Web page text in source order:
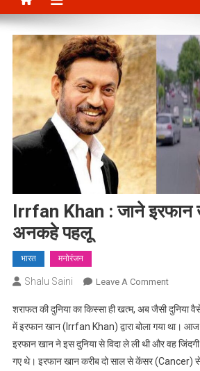
Irrfan Khan : जाने
अनकहे पहलू
भारत मनोरंजन
Shalu Saini Leave A CommentOn
Khan
:
जाने
इरफान
शराफत की दुनिया का किस्सा ही खत्म, अब जैसी दुनिया
में इरफान खान (Irrfan Khan) द्वारा बोला गया था।
इरफान खान ने इस दुनिया से विदा ले ली थी और वह
गए थे। इरफान खान करीब दो साल से केंसर (Cancer)